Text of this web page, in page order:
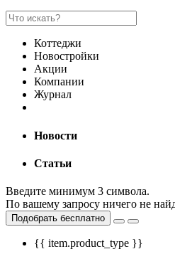
Коттеджи
Новостройки
Акции
Компании
Журнал
Новости
Статьи
Введите минимум 3 символа.
По вашему запросу ничего не
Подобрать бесплатно
{{ item.product_type }}